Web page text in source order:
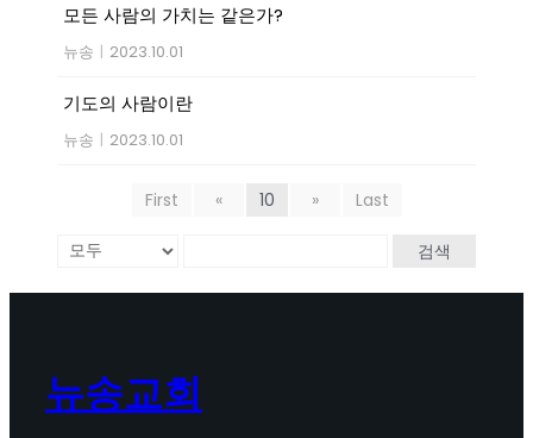
모든 사람의 가치는 같은가?
뉴송 | 2023.10.01
기도의 사람이란
뉴송 | 2023.10.01
First « 10 » Last
검색
뉴송교회